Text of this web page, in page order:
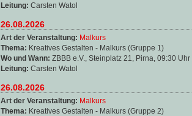
Leitung: Carsten Watol
26.08.2026
Art der Veranstaltung: Malkurs
Thema: Kreatives Gestalten - Malkurs (Gruppe 1)
Wo und Wann: ZBBB e.V., Steinplatz 21, Pirna, 09:30 Uhr
Leitung: Carsten Watol
26.08.2026
Art der Veranstaltung: Malkurs
Thema: Kreatives Gestalten - Malkurs (Gruppe 2)